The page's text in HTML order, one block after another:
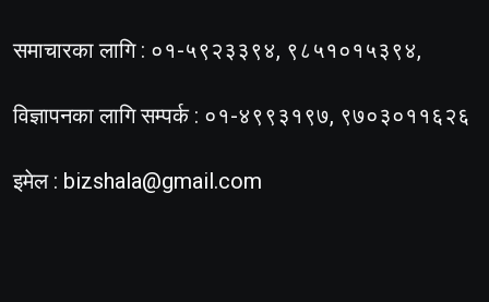
समाचारका लागि : ०१-५९२३३९४, ९८५१०१५३९४,
विज्ञापनका लागि सम्पर्क : ०१-४९९३१९७, ९७०३०११६२६
इमेल : bizshala@gmail.com